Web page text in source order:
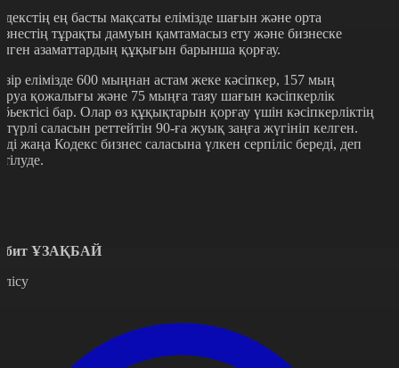
ең басты мақсаты елімізде шағын және орта
тұрақты дамуын қамтамасыз ету және бизнеске
азаматтардың құқығын барынша қорғау.
елімізде 600 мыңнан астам жеке кәсіпкер, 157 мың
қожалығы және 75 мыңға таяу шағын кәсіпкерлік
бар. Олар өз құқықтарын қорғау үшін кәсіпкерліктің
түрлі саласын реттейтін 90-ға жуық заңға жүгініп келген.
жаңа Кодекс бизнес саласына үлкен серпіліс береді, деп
ҰЗАҚБАЙ